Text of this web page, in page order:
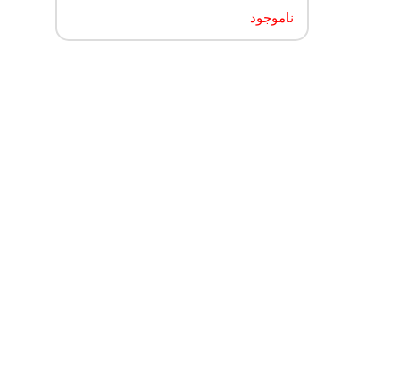
ناموجود